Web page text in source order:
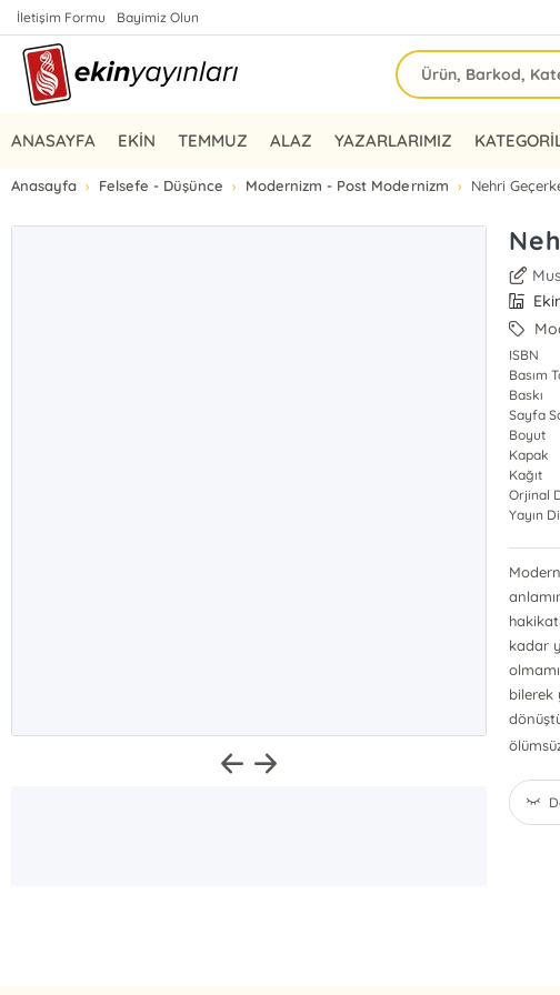
İletişim Formu Bayimiz Olun
ANASAYFA EKİN TEMMUZ ALAZ YAZARLARIMIZ
Anasayfa Felsefe - Düşünce Modernizm - Post Modernizm Nehri
ISBN
Basım
Baskı
Sayfa
Boyut
Kapak
Kağıt
Orjinal
Yayın
kadar
bilerek